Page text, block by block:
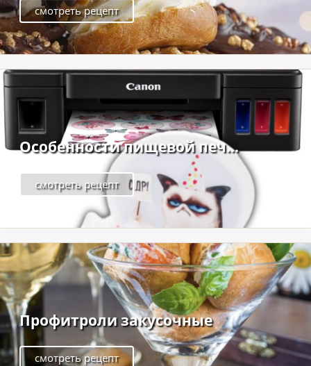
смотреть рецепт
Особенности пищевой печ...
смотреть рецепт
Профитроли закусочные
смотреть рецепт